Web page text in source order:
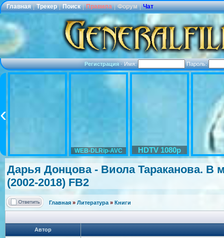
Главная | Трекер | Поиск | Правила | Форум | Чат
Регистрация·Имя: Пароль:
WEB-DLRip-AVC HDTV 1080p
Дарья Донцова - Виола Тараканова. В
(2002-2018) FB2
Главная » Литература » Книги
Автор